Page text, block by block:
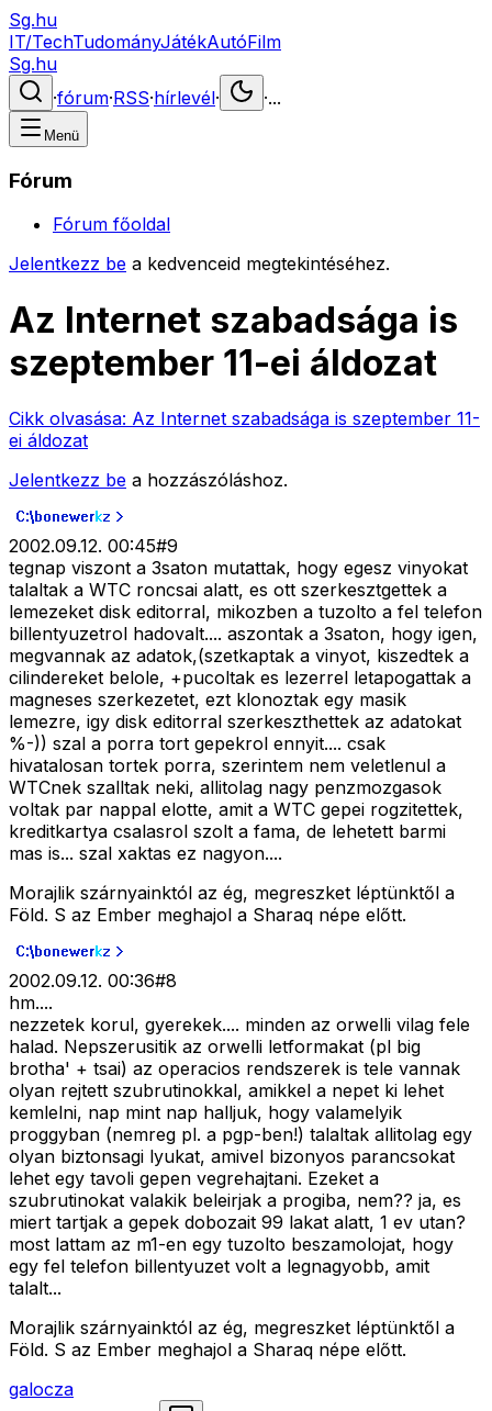
Sg.hu
IT/TechTudományJátékAutóFilm
Sg.hu
·fórum·RSS·hírlevél· ·...
Menü
Fórum
Fórum főoldal
Jelentkezz be a kedvenceid megtekintéséhez.
Az Internet szabadsága is
szeptember 11-ei áldozat
Cikk olvasása: Az Internet szabadsága is szeptember 11-
ei áldozat
Jelentkezz be a hozzászóláshoz.
2002.09.12. 00:45#9
tegnap viszont a 3saton mutattak, hogy egesz vinyokat
talaltak a WTC roncsai alatt, es ott szerkesztgettek a
lemezeket disk editorral, mikozben a tuzolto a fel telefon
billentyuzetrol hadovalt.... aszontak a 3saton, hogy igen,
megvannak az adatok,(szetkaptak a vinyot, kiszedtek a
cilindereket belole, +pucoltak es lezerrel letapogattak a
magneses szerkezetet, ezt klonoztak egy masik
lemezre, igy disk editorral szerkeszthettek az adatokat
%-)) szal a porra tort gepekrol ennyit.... csak
hivatalosan tortek porra, szerintem nem veletlenul a
WTCnek szalltak neki, allitolag nagy penzmozgasok
voltak par nappal elotte, amit a WTC gepei rogzitettek,
kreditkartya csalasrol szolt a fama, de lehetett barmi
mas is... szal xaktas ez nagyon....
Morajlik szárnyainktól az ég, megreszket léptünktől a
Föld. S az Ember meghajol a Sharaq népe előtt.
2002.09.12. 00:36#8
hm....
nezzetek korul, gyerekek.... minden az orwelli vilag fele
halad. Nepszerusitik az orwelli letformakat (pl big
brotha' + tsai) az operacios rendszerek is tele vannak
olyan rejtett szubrutinokkal, amikkel a nepet ki lehet
kemlelni, nap mint nap halljuk, hogy valamelyik
proggyban (nemreg pl. a pgp-ben!) talaltak allitolag egy
olyan biztonsagi lyukat, amivel bizonyos parancsokat
lehet egy tavoli gepen vegrehajtani. Ezeket a
szubrutinokat valakik beleirjak a progiba, nem?? ja, es
miert tartjak a gepek dobozait 99 lakat alatt, 1 ev utan?
most lattam az m1-en egy tuzolto beszamolojat, hogy
egy fel telefon billentyuzet volt a legnagyobb, amit
talalt...
Morajlik szárnyainktól az ég, megreszket léptünktől a
Föld. S az Ember meghajol a Sharaq népe előtt.
galocza